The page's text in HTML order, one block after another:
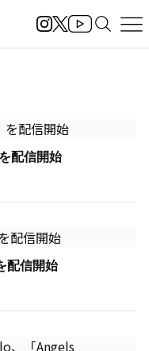
配信開始
配信開始